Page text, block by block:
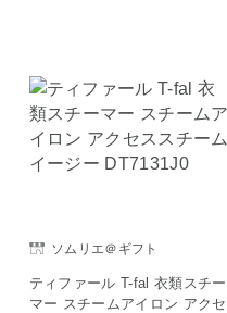
ソムリエ＠ギフト
ティファール T-fal 衣類スチー
マー スチームアイロン アクセ